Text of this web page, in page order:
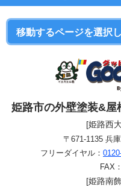
姫路市の外壁塗装&屋
[姫路西
〒671-1135 兵
フリーダイヤル：
FAX
[姫路南